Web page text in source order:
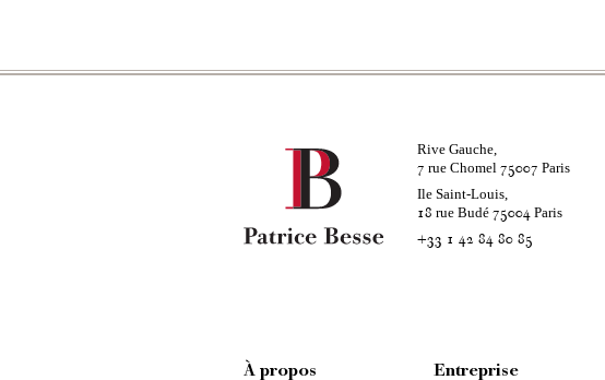
Rive Gauche,
7 rue Chomel 75007 Paris
Ile Saint-Louis,
18 rue Budé 75004Paris
+33 1 42 84 80 85
À propos Entreprise